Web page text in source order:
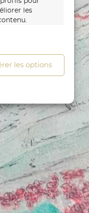
les
Toujours activé
les options